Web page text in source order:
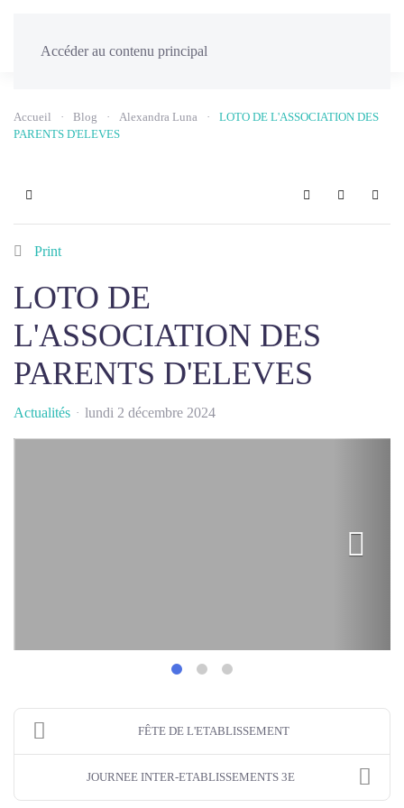
Accéder au contenu principal
Accueil Blog Alexandra Luna
LOTO DE L'ASSOCIATION DES
PARENTS D'ELEVES
Home SearchSign In
Print
LOTO DE
L'ASSOCIATION DES
PARENTS D'ELEVES
Actualités lundi 2 décembre 2024
FÊTE DE L'ETABLISSEMENT
JOURNEE INTER-ETABLISSEMENTS 3E